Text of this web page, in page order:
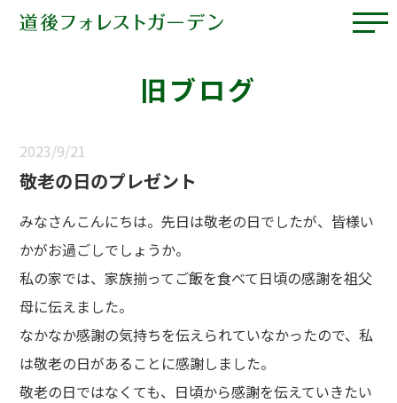
旧ブログ
2023/9/21
敬老の日のプレゼント
みなさんこんにちは。先日は敬老の日でしたが、皆様い
かがお過ごしでしょうか。
私の家では、家族揃ってご飯を食べて日頃の感謝を祖父
母に伝えました。
なかなか感謝の気持ちを伝えられていなかったので、私
は敬老の日があることに感謝しました。
敬老の日ではなくても、日頃から感謝を伝えていきたい